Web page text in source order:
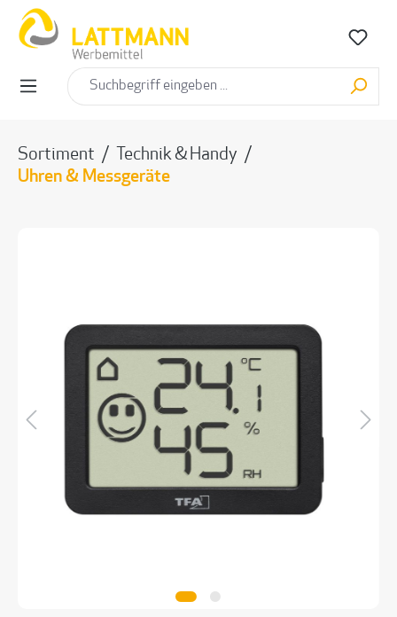
springen
Sortiment / Technik & Handy /
Uhren & Messgeräte